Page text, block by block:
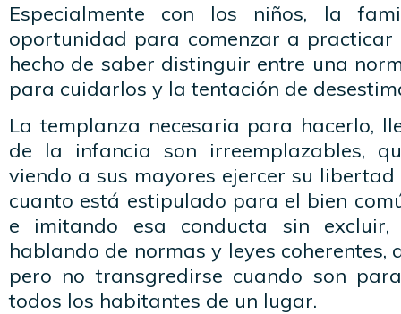
Especialmente con los niños, la
oportunidad para comenzar a practicar
hecho de saber distinguir entre una
para cuidarlos y la tentación de
La templanza necesaria para hacerlo,
de la infancia son irreemplazables,
viendo a sus mayores ejercer su
cuanto está estipulado para el bien
e imitando esa conducta sin excluir,
hablando de normas y leyes coherentes,
pero no transgredirse cuando son
todos los habitantes de un lugar.